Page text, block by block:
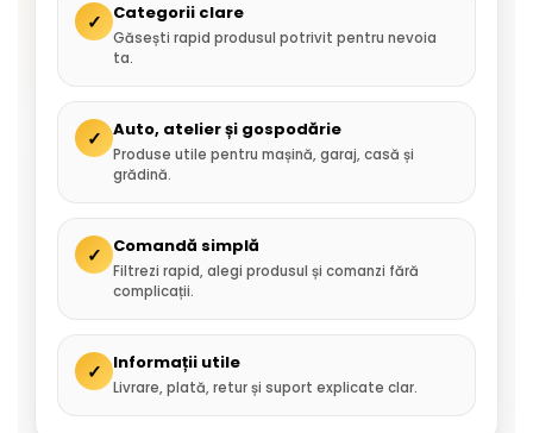
✓ Categorii clare
Găsești rapid produsul potrivit pentru nevoia
ta.
✓ Auto, atelier și gospodărie
Produse utile pentru mașină, garaj, casă și
grădină.
✓ Comandă simplă
Filtrezi rapid, alegi produsul și comanzi fără
complicații.
✓ Informații utile
Livrare, plată, retur și suport explicate clar.